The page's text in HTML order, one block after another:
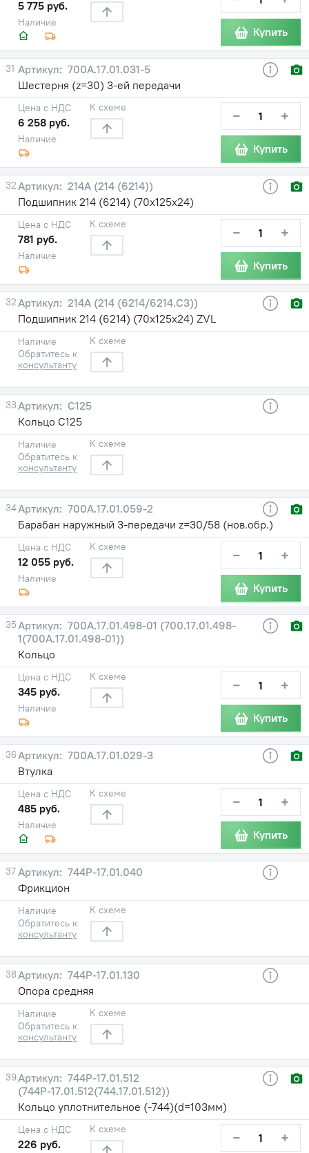
Наличие
5 775 руб.
Купить
31
700А.17.01.031-5
Шестерня (z=30) 3-ей передачи
Наличие
Цена с НДС
6 258 руб.
К схеме − +
Купить
32
214А (214 (6214))
Подшипник 214 (6214) (70х125х24)
Наличие
Цена с НДС
781 руб.
К схеме − +
Купить
32
214А (214 (6214/6214.С3))
Подшипник 214 (6214) (70х125х24) ZVL
Наличие
Обратитесь к
консультанту
К схеме
33
С125
Кольцо С125
Наличие
Обратитесь к
консультанту
К схеме
34
700А.17.01.059-2
Барабан наружный 3-передачи z=30/58 (нов.обр.)
Наличие
Цена с НДС
12 055 руб.
К схеме − +
Купить
35
700А.17.01.498-01 (700.17.01.498-
1(700А.17.01.498-01))
Кольцо
Наличие
Цена с НДС
345 руб.
К схеме − +
Купить
36
700А.17.01.029-3
Втулка
Наличие
Цена с НДС
485 руб.
К схеме − +
Купить
37
744Р-17.01.040
Фрикцион
Наличие
Обратитесь к
консультанту
К схеме
38
744Р-17.01.130
Опора средняя
Наличие
Обратитесь к
консультанту
К схеме
39
744Р-17.01.512
(744Р-17.01.512(744.17.01.512))
Кольцо уплотнительное (-744)(d=103мм)
Цена с НДС
226 руб.
К схеме − +